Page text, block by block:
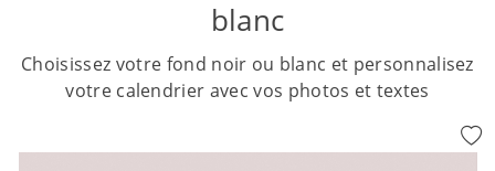
blanc
Choisissez votre fond noir ou blanc et personnalisez
votre calendrier avec vos photos et textes